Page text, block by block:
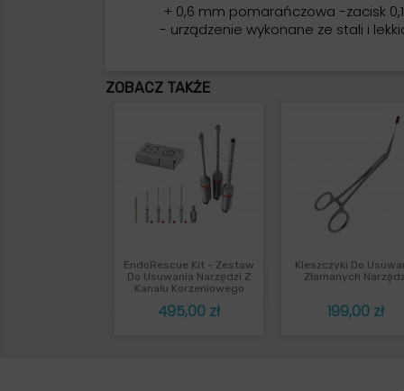
+ 0,6 mm pomarańczowa -zacisk
- urządzenie wykonane ze stali i
ZOBACZ TAKŻE
EndoRescue Kit - Zestaw
Do Usuwania Narzędzi Z
Kanału Korzeniowego
Cena
495,00 zł
Szybki podgląd
Kleszczyki Do
Złamanych
Cena
199,00 zł
Szybki